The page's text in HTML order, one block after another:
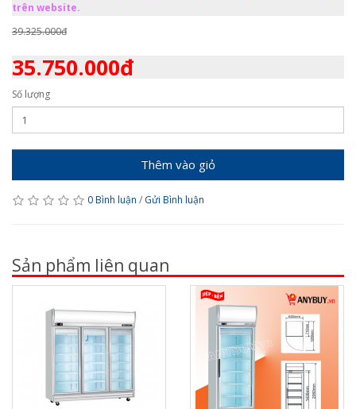
trên website.
39.325.000đ
35.750.000đ
Số lượng
Thêm vào giỏ
0 Bình luận / Gửi Bình luận
Sản phẩm liên quan